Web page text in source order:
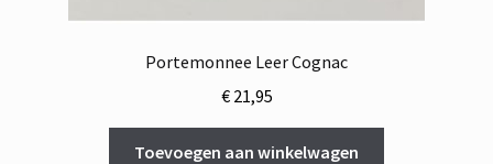
Portemonnee Leer Cognac
€21,95
Toevoegen aan winkelwagen